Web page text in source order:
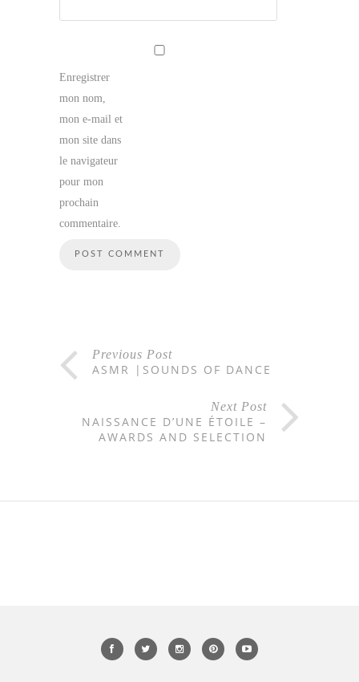
Enregistrer
mon nom,
mon e-mail et
mon site dans
le navigateur
pour mon
prochain
commentaire.
Previous Post
ASMR |SOUNDS OF DANCE
Next Post
NAISSANCE D’UNE ÉTOILE –
AWARDS AND SELECTION